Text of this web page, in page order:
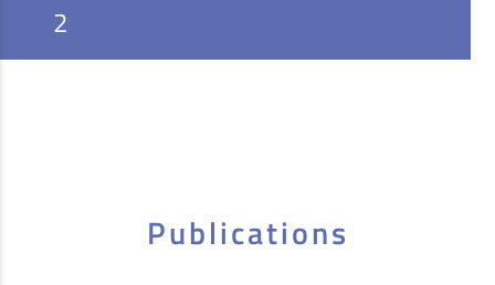
2
Publications